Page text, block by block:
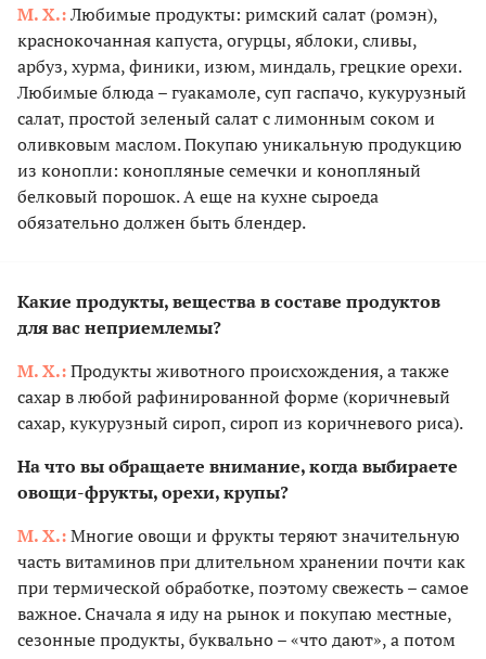
М. Х.:Любимые продукты: римский салат (ромэн),
краснокочанная капуста, огурцы, яблоки, сливы,
арбуз, хурма, финики, изюм, миндаль, грецкие орехи.
Любимые блюда – гуакамоле, суп гаспачо, кукурузный
салат, простой зеленый салат с лимонным соком и
оливковым маслом. Покупаю уникальную продукцию
из конопли: конопляные семечки и конопляный
белковый порошок. А еще на кухне сыроеда
обязательно должен быть блендер.
Какие продукты, вещества в составе продуктов
для вас неприемлемы?
М. Х.:Продукты животного происхождения, а также
сахар в любой рафинированной форме (коричневый
сахар, кукурузный сироп, сироп из коричневого риса).
На что вы обращаете внимание, когда выбираете
овощи-фрукты, орехи, крупы?
М. Х.:Многие овощи и фрукты теряют значительную
часть витаминов при длительном хранении почти как
при термической обработке, поэтому свежесть – самое
важное. Сначала я иду на рынок и покупаю местные,
сезонные продукты, буквально – «что дают», а потом